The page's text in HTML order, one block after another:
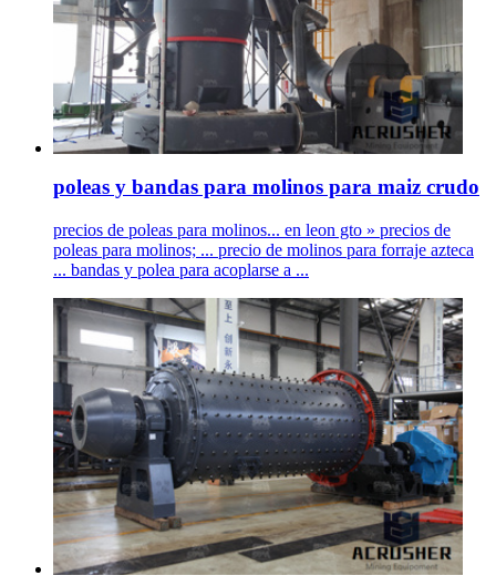
poleas y bandas para molinos para maiz crudo
precios de poleas para molinos... en leon gto » precios de
poleas para molinos; ... precio de molinos para forraje azteca
... bandas y polea para acoplarse a ...